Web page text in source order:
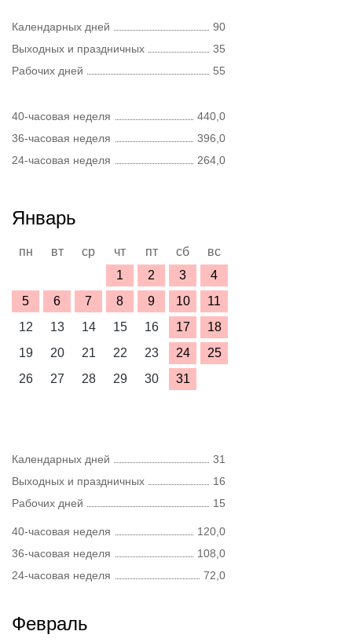
Календарных дней
90
Выходных и праздничных
35
Рабочих дней
55
40-часовая неделя
440,0
36-часовая неделя
396,0
24-часовая неделя
264,0
Январь
пн вт ср чт пт сб
вс
1
2 3
4
5
6 7 8 9 10
11
12
13 14 15 16 17
18
19
20 21 22 23 24
25
26
27 28 29 30 31
Календарных дней
31
Выходных и праздничных
16
Рабочих дней
15
40-часовая неделя
120,0
36-часовая неделя
108,0
24-часовая неделя
72,0
Февраль